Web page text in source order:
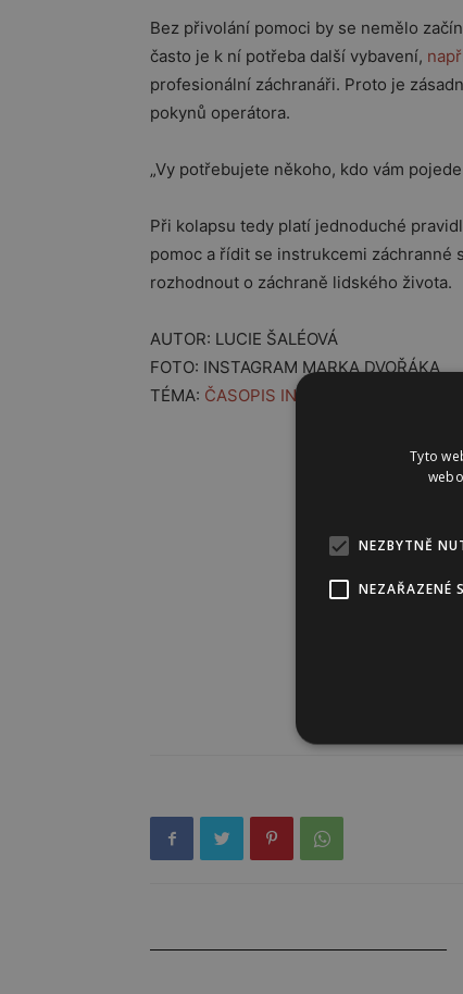
Bez přivolání pomoci by se nemělo
často je k ní potřeba další vybavení,
profesionální záchranáři. Proto je
pokynů operátora.
„Vy potřebujete někoho, kdo vám
Při kolapsu tedy platí jednoduché
pomoc a řídit se instrukcemi záchranné
rozhodnout o záchraně lidského života.
AUTOR: LUCIE ŠALÉOVÁ
FOTO: INSTAGRAM MARKA DVOŘÁKA
TÉMA: ČASOPIS INSTINKT
Tyto
NEZBYTNĚ
NEZAŘAZENÉ